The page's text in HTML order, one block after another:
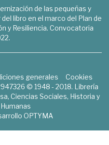
de las pequeñas y
libro en el marco del Plan de
y Resiliencia. Convocatoria
generales
Cookies
© 1948 - 2018. Librería
Ciencias Sociales, Historia y
OPTYMA